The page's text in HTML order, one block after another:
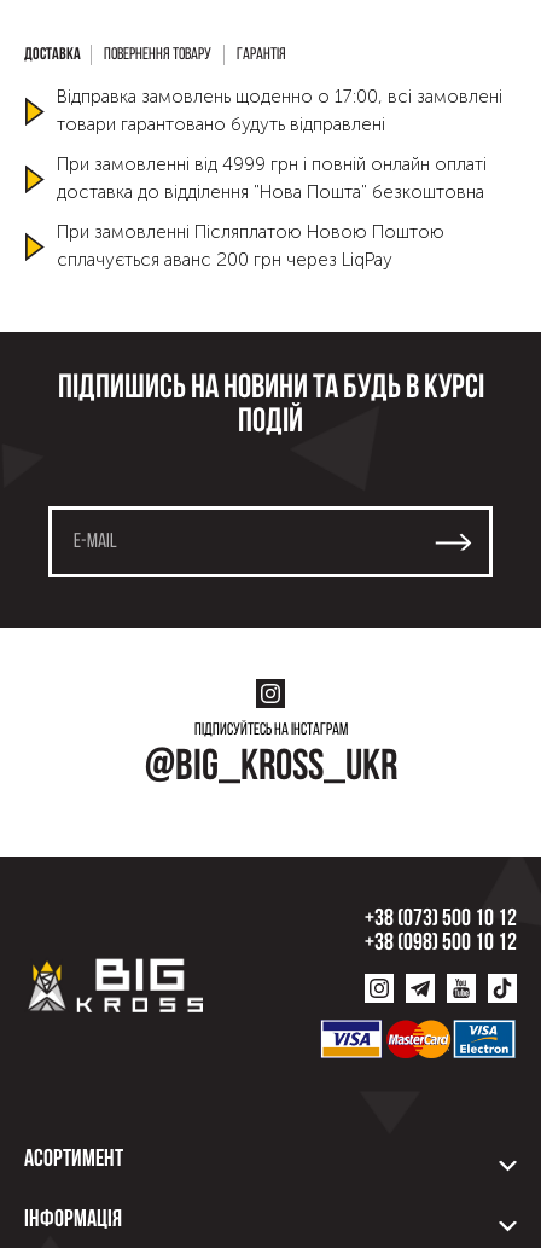
Повернення товару Гарантія
Відправка замовлень щоденно о 17:00, всі замовлені
товари гарантовано будуть відправлені
При замовленні від 4999 грн і повній онлайн оплаті
доставка до відділення "Нова Пошта" безкоштовна
При замовленні Післяплатою Новою Поштою
сплачується аванс 200 грн через LiqPay
Підпишись на новини та будь в курсі
подій
Підписуйтесь на інстаграм
@big_kross_ukr
+38 (073) 500 10 12
+38 (098) 500 10 12
Асортимент
Інформація